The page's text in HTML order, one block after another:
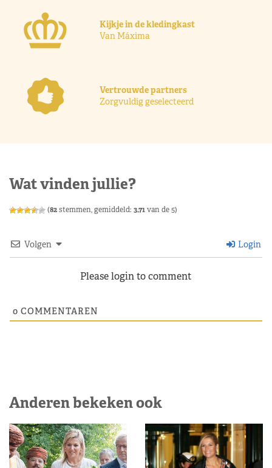
Kijkje in de kledingkast
Van Máxima
Vertrouwde partners
Zorgvuldig geselecteerd
Wat vinden jullie?
(82stemmen, gemiddeld: 3,71van de 5)
Volgen Login
Please login to comment
0 COMMENTAREN
Anderen bekeken ook